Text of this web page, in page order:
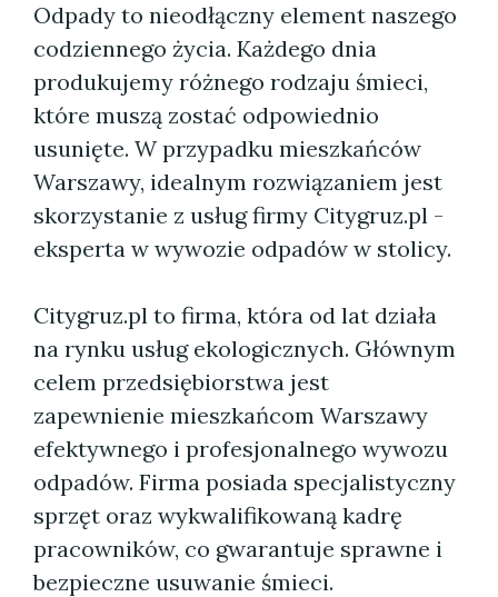
Odpady to nieodłączny element naszego
codziennego życia. Każdego dnia
produkujemy różnego rodzaju śmieci,
które muszą zostać odpowiednio
usunięte. W przypadku mieszkańców
Warszawy, idealnym rozwiązaniem jest
skorzystanie z usług firmy Citygruz.pl -
eksperta w wywozie odpadów w stolicy.
Citygruz.pl to firma, która od lat działa
na rynku usług ekologicznych. Głównym
celem przedsiębiorstwa jest
zapewnienie mieszkańcom Warszawy
efektywnego i profesjonalnego wywozu
odpadów. Firma posiada specjalistyczny
sprzęt oraz wykwalifikowaną kadrę
pracowników, co gwarantuje sprawne i
bezpieczne usuwanie śmieci.